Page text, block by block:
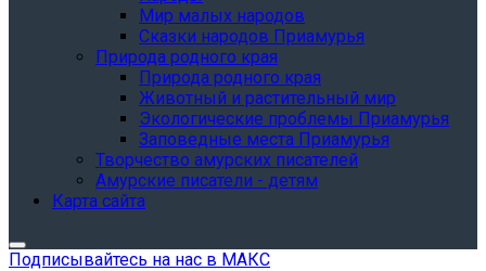
Мир малых народов
Сказки народов Приамурья
Природа родного края
Природа родного края
Животный и растительный мир
Экологические проблемы Приамурья
Заповедные места Приамурья
Творчество амурских писателей
Амурские писатели - детям
Карта сайта
Подписывайтесь на нас в МАКС